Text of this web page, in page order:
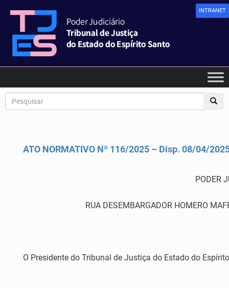
INTRANET
ATO NORMATIVO Nº 116/2025 – Disp. 08/04/
PODER
RUA DESEMBARGADOR HOMERO
O Presidente do Tribunal de Justiça do Estado do